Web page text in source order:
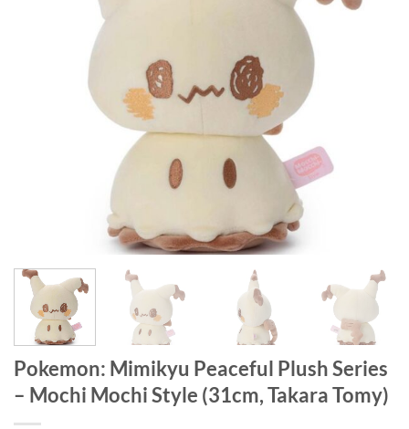
Pokemon: Mimikyu Peaceful Plush Series
– Mochi Mochi Style (31cm, Takara Tomy)